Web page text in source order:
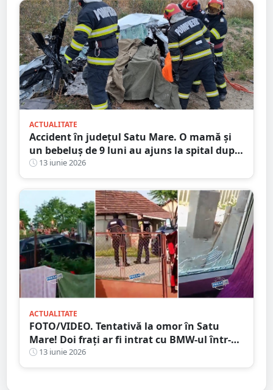
ACTUALITATE
Accident în județul Satu Mare. O mamă și
un bebeluș de 9 luni au ajuns la spital după
o coliziune pe DN 19A
13 iunie 2026
ACTUALITATE
FOTO/VIDEO. Tentativă la omor în Satu
Mare! Doi frați ar fi intrat cu BMW-ul într-
un pieton. Familia celor doi susține că ar fi
fost provocați
13 iunie 2026